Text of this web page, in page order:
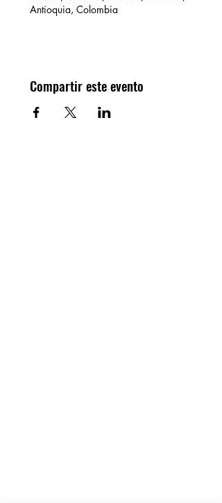
Antioquia, Colombia
Compartir este evento